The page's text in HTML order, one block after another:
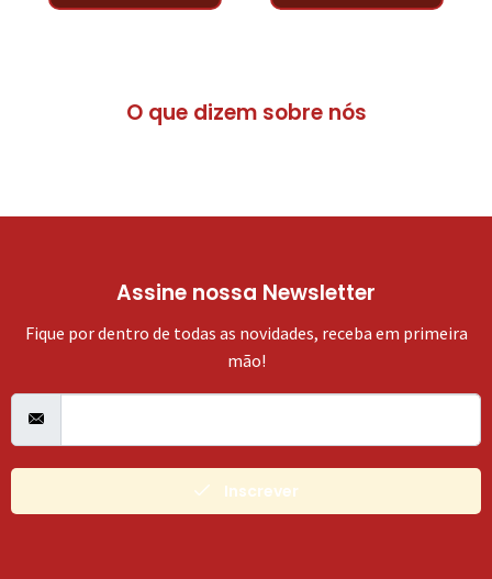
O que dizem sobre nós
Assine nossa Newsletter
Fique por dentro de todas as novidades, receba em primeira
mão!
Inscrever